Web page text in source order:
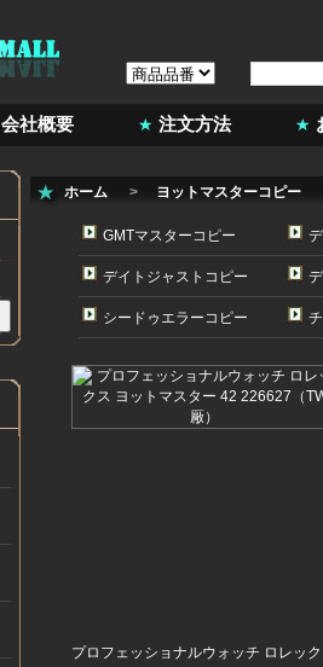
会社概要 注文方法
ホーム > ヨットマスターコピー
GMTマスターコピー
デイトジャストコピー
シードゥエラーコピー
プロフェッショナルウォッチ ロレッ